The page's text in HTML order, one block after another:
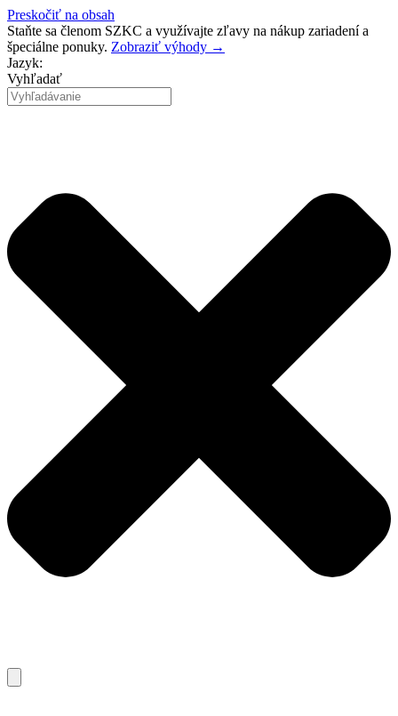
Preskočiť na obsah
Staňte sa členom SZKC a využívajte zľavy na nákup zariadení a
špeciálne ponuky. Zobraziť výhody →
Jazyk:
Vyhľadať